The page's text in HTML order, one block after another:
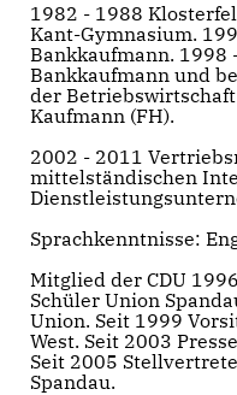
1982 - 1988
Kant-Gymnasium.
Bankkaufmann. 1998
Bankkaufmann und
der
Kaufmann (FH).
2002 - 2011
mittelständischen
Sprachkenntnisse:
Mitglied der CDU
Schüler Union
Union. Seit 1999
West. Seit 2003
Seit 2005
Spandau.